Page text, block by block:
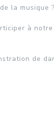
la musique ?
à
de